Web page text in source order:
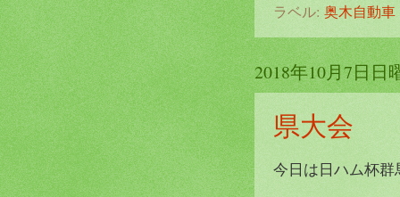
ラベル: 奥木自動車
2018年10月7日日
県大会
今日は日ハム杯